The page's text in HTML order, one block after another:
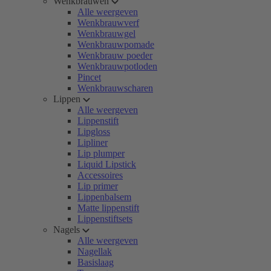
Alle weergeven
Wenkbrauwverf
Wenkbrauwgel
Wenkbrauwpomade
Wenkbrauw poeder
Wenkbrauwpotloden
Pincet
Wenkbrauwscharen
Lippen
Alle weergeven
Lippenstift
Lipgloss
Lipliner
Lip plumper
Liquid Lipstick
Accessoires
Lip primer
Lippenbalsem
Matte lippenstift
Lippenstiftsets
Nagels
Alle weergeven
Nagellak
Basislaag